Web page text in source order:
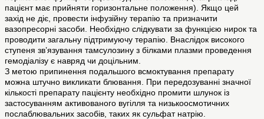
пацієнт має прийняти горизонтальне положення). Якщо цей
захід не діє, провести інфузійну терапію та призначити
вазопресорні засоби. Необхідно слідкувати за функцією нирок та
проводити загальну підтримуючу терапію. Внаслідок високого
ступеня зв’язування тамсулозину з білками плазми проведення
гемодіалізу є навряд чи доцільним.
З метою припинення подальшого всмоктування препарату
можна штучно викликати блювання. При передозуванні значної
кількості препарату пацієнту необхідно промити шлунок із
застосуванням активованого вугілля та низькоосмотичних
послаблювальних засобів, таких як сульфат натрію.